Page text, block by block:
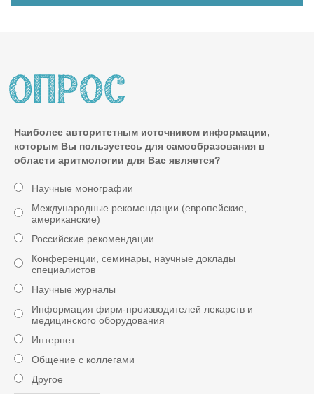
Наиболее авторитетным источником информации,
которым Вы пользуетесь для самообразования в
области аритмологии для Вас является?
Научные монографии
Международные рекомендации (европейские,
американские)
Российские рекомендации
Конференции, семинары, научные доклады
специалистов
Научные журналы
Информация фирм-производителей лекарств и
медицинского оборудования
Интернет
Общение с коллегами
Другое